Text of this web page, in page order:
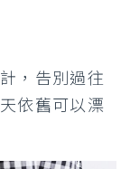
，告別過往
依舊可以漂